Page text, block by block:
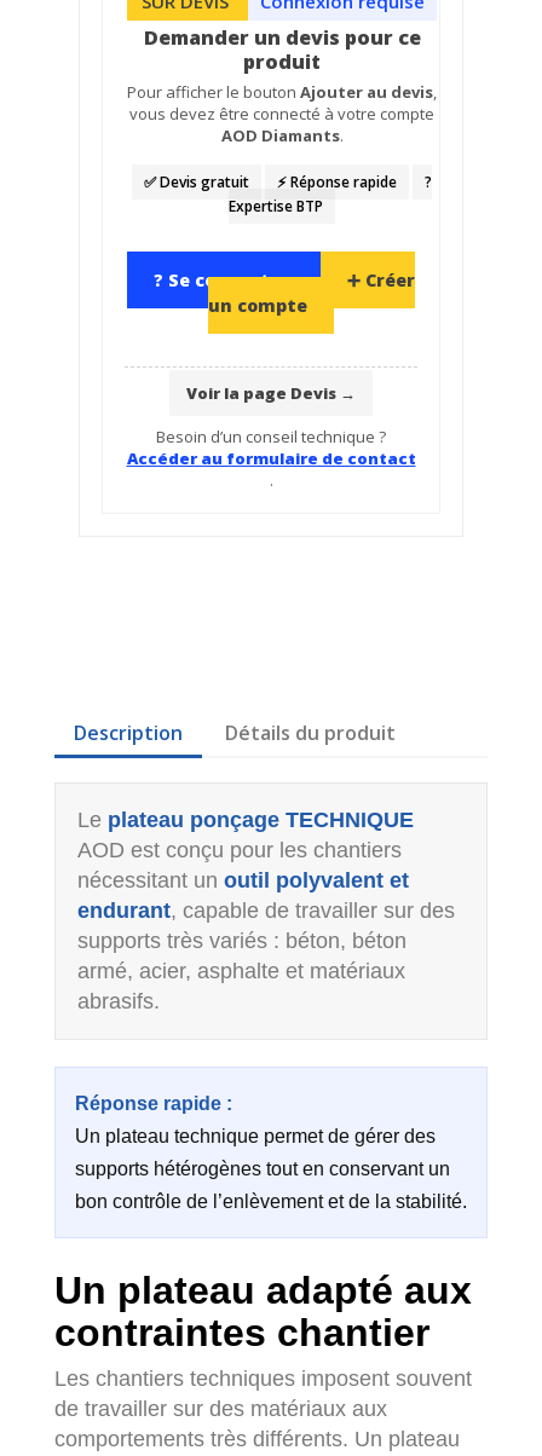
Demander un devis pour ce
produit
Pour afficher le bouton Ajouter au devis,
vous devez être connecté à votre compte
AOD Diamants.
✅ Devis gratuit ⚡ Réponse rapide
?️
Expertise BTP
? Se connecter
➕ Créer
un compte
Voir la page Devis →
Besoin d’un conseil technique ?
Accéder au formulaire de contact
.
Description Détails du produit
Le plateau ponçage TECHNIQUE
AOD est conçu pour les chantiers
nécessitant un outil polyvalent et
endurant, capable de travailler sur des
supports très variés : béton, béton
armé, acier, asphalte et matériaux
abrasifs.
Réponse rapide :
Un plateau technique permet de gérer des
supports hétérogènes tout en conservant un
bon contrôle de l’enlèvement et de la stabilité.
Un plateau adapté aux
contraintes chantier
Les chantiers techniques imposent souvent
de travailler sur des matériaux aux
comportements très différents. Un plateau